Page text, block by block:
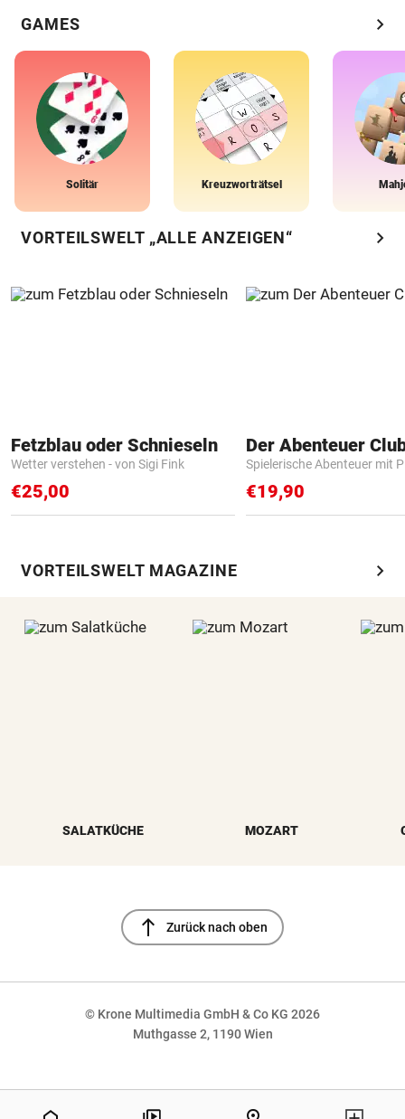
GAMES chevron_right
Solitär Kreuzworträtsel
VORTEILSWELT „ALLE ANZEIGEN“ chevron_right
Fetzblau oder Schnieseln
Wetter verstehen - von Sigi Fink
€25,00
Der Abenteuer
Spielerische Abenteuer mit
€19,90
VORTEILSWELT MAGAZINE chevron_right
SALATKÜCHE MOZART
north Zurück nach oben
© Krone Multimedia GmbH & Co KG 2026
Muthgasse 2, 1190 Wien
NaN%